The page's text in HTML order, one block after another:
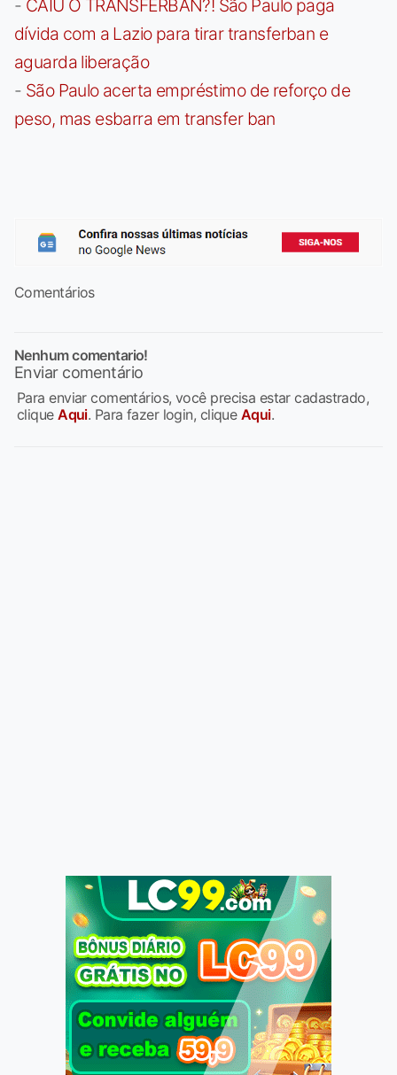
- CAIU O TRANSFERBAN?! São Paulo paga
dívida com a Lazio para tirar transferban e
aguarda liberação
- São Paulo acerta empréstimo de reforço de
peso, mas esbarra em transfer ban
Comentários
Nenhum comentario!
Enviar comentário
Para enviar comentários, você precisa estar cadastrado,
cliqueAqui. Para fazer login, clique Aqui.